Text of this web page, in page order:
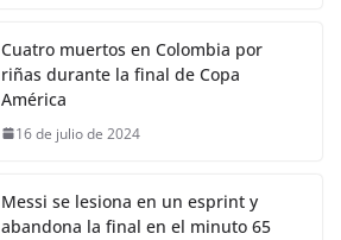
Cuatro muertos en Colombia por
riñas durante la final de Copa
América
16 de julio de 2024
Messi se lesiona en un esprint y
abandona la final en el minuto 65